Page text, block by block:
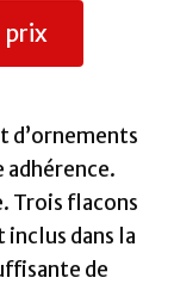
prix
d’ornements
adhérence.
Trois flacons
inclus dans la
de